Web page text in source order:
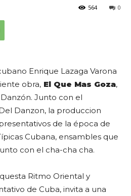
0
564
Enrique Lazaga Varona
obra, El Que Mas Goza,
Junto con el
Danzon, la produccion
de la época de
Cubana, ensambles que
con el cha-cha cha.
Ritmo Oriental y
de Cuba, invita a una